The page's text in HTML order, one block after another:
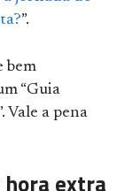
”.
bem
“Guia
Vale a pena
extra